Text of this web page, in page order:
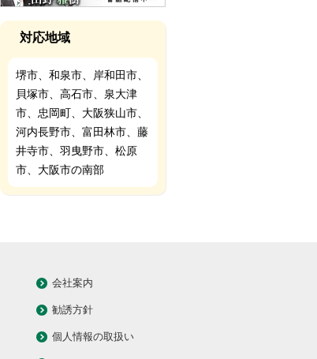
対応地域
堺市、和泉市、岸和田市、
貝塚市、高石市、泉大津
市、忠岡町、大阪狭山市、
河内長野市、富田林市、藤
井寺市、羽曳野市、松原
市、大阪市の南部
会社案内
勧誘方針
個人情報の取扱い